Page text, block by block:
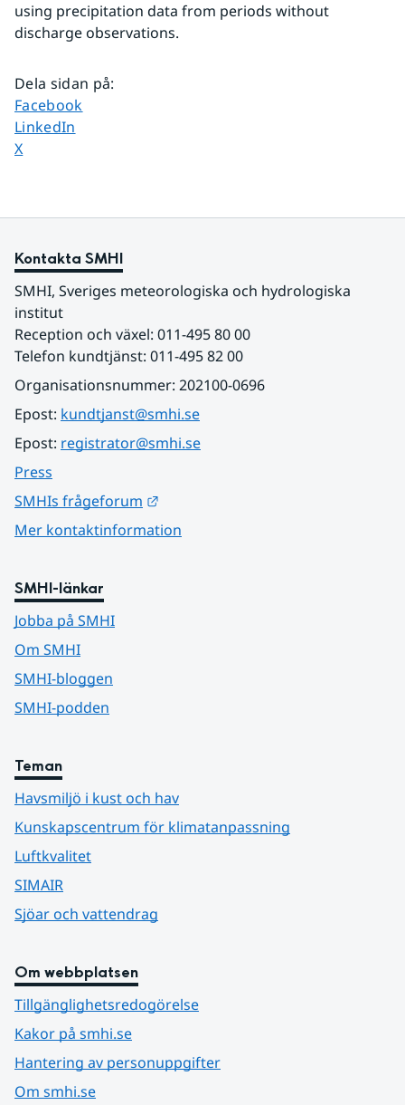
using precipitation data from periods without
discharge observations.
Dela sidan på:
Dela sidan på
Facebook
Dela sidan på
LinkedIn
Dela sidan på
X
Kontakta SMHI
SMHI, Sveriges meteorologiska och hydrologiska
institut
Reception och växel: 011-495 80 00
Telefon kundtjänst: 011-495 82 00
Organisationsnummer: 202100-0696
Epost: kundtjanst@smhi.se
Epost: registrator@smhi.se
Press
SMHIs frågeforum
Mer kontaktinformation
SMHI-länkar
Jobba på SMHI
Om SMHI
SMHI-bloggen
SMHI-podden
Teman
Havsmiljö i kust och hav
Kunskapscentrum för klimatanpassning
Luftkvalitet
SIMAIR
Sjöar och vattendrag
Om webbplatsen
Tillgänglighetsredogörelse
Kakor på smhi.se
Hantering av personuppgifter
Om smhi.se